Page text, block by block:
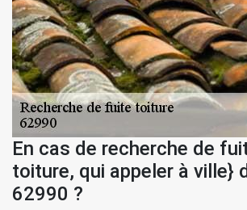
En cas de recherche de
toiture, qui appeler à ville}
62990 ?